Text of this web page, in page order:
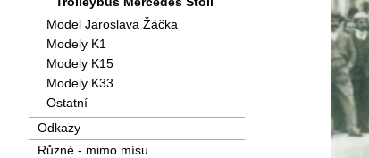
Model Jaroslava Žáčka
Modely K1
Modely K15
Modely K33
Ostatní
Odkazy
Různé - mimo mísu